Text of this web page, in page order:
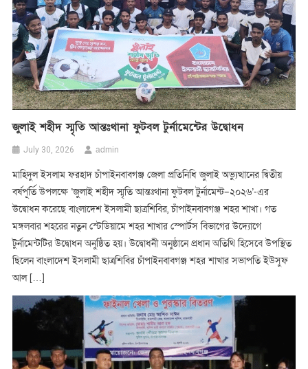
জুলাই শহীদ স্মৃতি আন্তঃথানা ফুটবল টুর্নামেন্টের উদ্বোধন
July 30, 2026 admin
মাহিদুল ইসলাম ফরহাদ চাঁপাইনবাবগঞ্জ জেলা প্রতিনিধি জুলাই অভ্যুত্থানের দ্বিতীয়
বর্ষপূর্তি উপলক্ষে ‘জুলাই শহীদ স্মৃতি আন্তঃথানা ফুটবল টুর্নামেন্ট–২০২৬’-এর
উদ্বোধন করেছে বাংলাদেশ ইসলামী ছাত্রশিবির, চাঁপাইনবাবগঞ্জ শহর শাখা। গত
মঙ্গলবার শহরের নতুন স্টেডিয়ামে শহর শাখার স্পোর্টস বিভাগের উদ্যোগে
টুর্নামেন্টটির উদ্বোধন অনুষ্ঠিত হয়। উদ্বোধনী অনুষ্ঠানে প্রধান অতিথি হিসেবে উপস্থিত
ছিলেন বাংলাদেশ ইসলামী ছাত্রশিবির চাঁপাইনবাবগঞ্জ শহর শাখার সভাপতি ইউসুফ
আল […]